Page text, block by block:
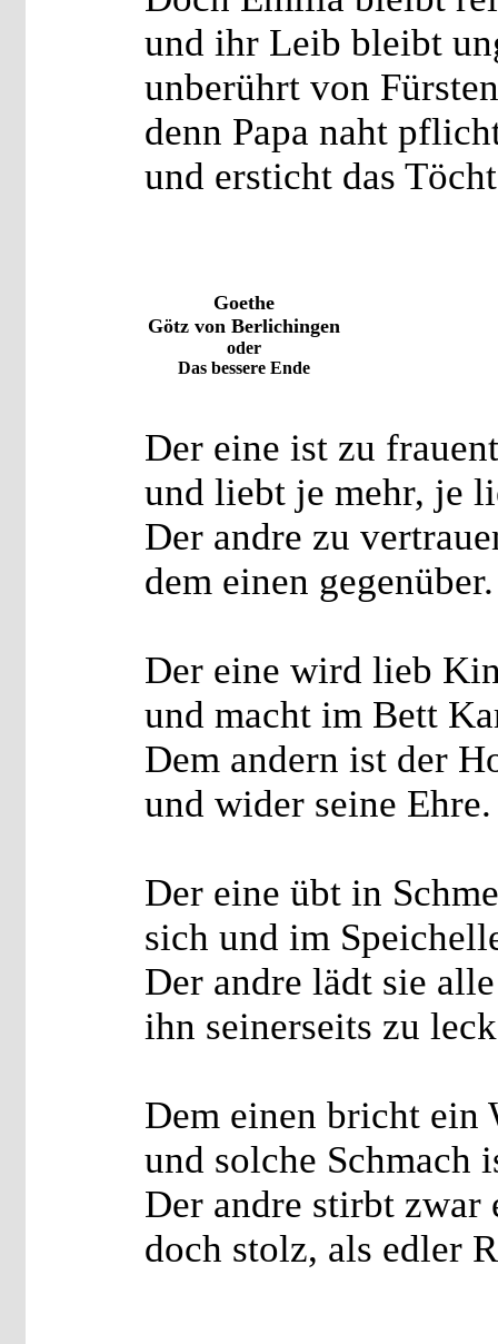
und ihr Leib bleibt
unberührt von
denn Papa naht
und ersticht das
Goethe
Götz von Berlichingen
oder
Das bessere Ende
Der eine ist zu
und liebt je mehr, je
Der andre zu
dem einen gegenüber.
Der eine wird lieb
und macht im Bett
Dem andern ist der
und wider seine Ehre.
Der eine übt in
sich und im
Der andre lädt sie
ihn seinerseits zu
Dem einen bricht ein
und solche Schmach
Der andre stirbt zwar
doch stolz, als edler